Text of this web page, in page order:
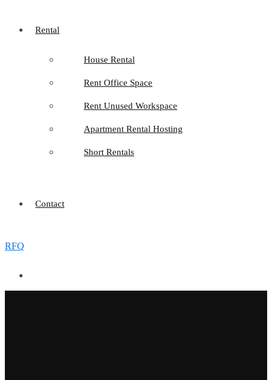
Rental
House Rental
Rent Office Space
Rent Unused Workspace
Apartment Rental Hosting
Short Rentals
Contact
RFQ